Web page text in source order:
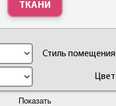
ТКАНИ
Стиль помещения
Цвет
Показать